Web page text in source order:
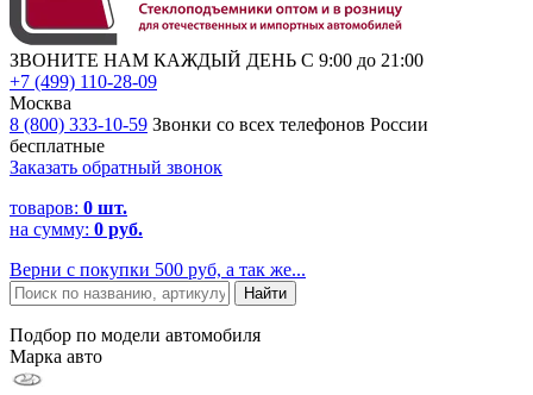
ЗВОНИТЕ НАМ КАЖДЫЙ ДЕНЬ С 9:00 до 21:00
+7 (499) 110-28-09
Москва
8 (800) 333-10-59 Звонки со всех телефонов России
бесплатные
Заказать обратный звонок
товаров: 0 шт.
на сумму: 0 руб.
Верни с покупки 500 руб, а так же...
Подбор по модели автомобиля
Марка авто